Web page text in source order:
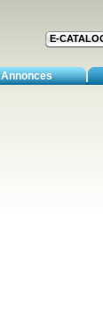
E-
Annonces